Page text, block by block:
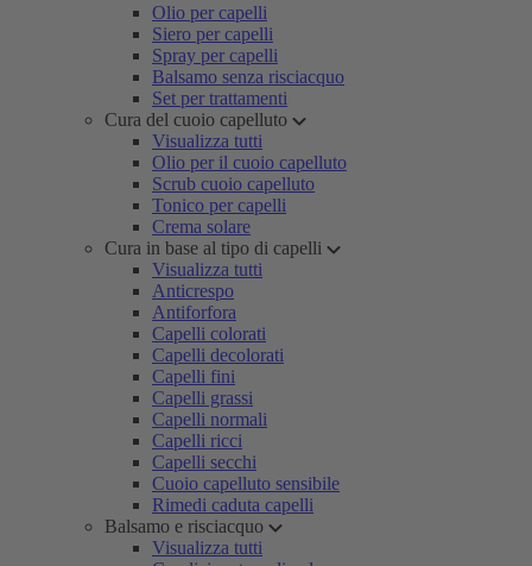
Olio per capelli
Siero per capelli
Spray per capelli
Balsamo senza risciacquo
Set per trattamenti
Cura del cuoio capelluto
Visualizza tutti
Olio per il cuoio capelluto
Scrub cuoio capelluto
Tonico per capelli
Crema solare
Cura in base al tipo di capelli
Visualizza tutti
Anticrespo
Antiforfora
Capelli colorati
Capelli decolorati
Capelli fini
Capelli grassi
Capelli normali
Capelli ricci
Capelli secchi
Cuoio capelluto sensibile
Rimedi caduta capelli
Balsamo e risciacquo
Visualizza tutti